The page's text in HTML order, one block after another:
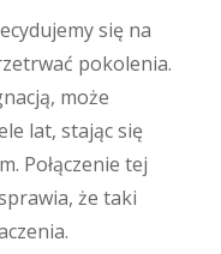
się na
pokolenia.
może
lat, stając się
Połączenie tej
że taki